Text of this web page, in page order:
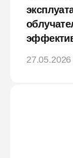
27.05.2026